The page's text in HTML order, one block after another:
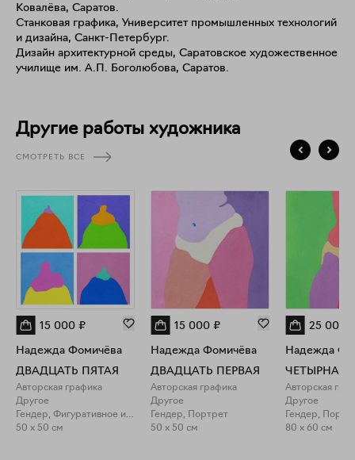
быть заинтересованным". В 2020 году стала победителем
пятого, юбилейного конкурса молодых художников,
работающих в сфере современного искусства и
специализирующихся на создании графических работ
"Мастерская Сверчок", где получила возможность в течение
Ковалёва, Саратов.
Станковая графика, Университет промышленных технологий
и дизайна, Санкт-Петербург.
Дизайн архитектурной среды, Саратовское художественное
училище им. А.П. Боголюбова, Саратов.
Другие работы художника
СМОТРЕТЬ ВСЕ
15 000 ₽
Надежда Фомичёва
ДВАДЦАТЬ ПЯТАЯ
Авторская графика
Другое
Гендер, Фигуративное искусство
50 x 50 см
15 000 ₽
Надежда Фомичёва
ДВАДЦАТЬ ПЕРВАЯ
Авторская графика
Другое
Гендер, Портрет
50 x 50 см
25 000
Надежда
Авторская
Другое
Гендер,
80 x 60 см